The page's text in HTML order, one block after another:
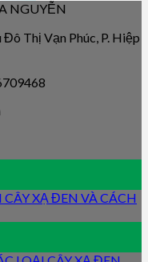
NGUYỄN
Thị Vạn Phúc, P. Hiệp
XẠ ĐEN VÀ CÁCH